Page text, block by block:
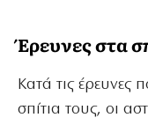
Έρευνες στα
Κατά τις έρευνες
σπίτια τους, οι